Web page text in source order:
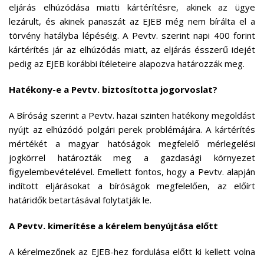
eljárás elhúzódása miatti kártérítésre, akinek az ügye
lezárult, és akinek panaszát az EJEB még nem bírálta el a
törvény hatályba lépéséig. A Pevtv. szerint napi 400 forint
kártérítés jár az elhúzódás miatt, az eljárás ésszerű idejét
pedig az EJEB korábbi ítéleteire alapozva határozzák meg.
Hatékony-e a Pevtv. biztosította jogorvoslat?
A Bíróság szerint a Pevtv. hazai szinten hatékony megoldást
nyújt az elhúzódó polgári perek problémájára. A kártérítés
mértékét a magyar hatóságok megfelelő mérlegelési
jogkörrel határozták meg a gazdasági környezet
figyelembevételével. Emellett fontos, hogy a Pevtv. alapján
indított eljárásokat a bíróságok megfelelően, az előírt
határidők betartásával folytatják le.
A Pevtv. kimerítése a kérelem benyújtása előtt
A kérelmezőnek az EJEB-hez fordulása előtt ki kellett volna